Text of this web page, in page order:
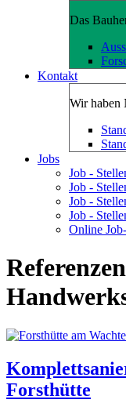
Das
Kontakt
Wir haben
Jobs
Job -
Job -
Job -
Job -
Online
Referenzen
Forsthütte